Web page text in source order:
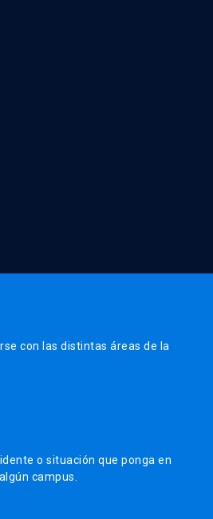
con las distintas áreas de la
o situación que ponga en
campus.